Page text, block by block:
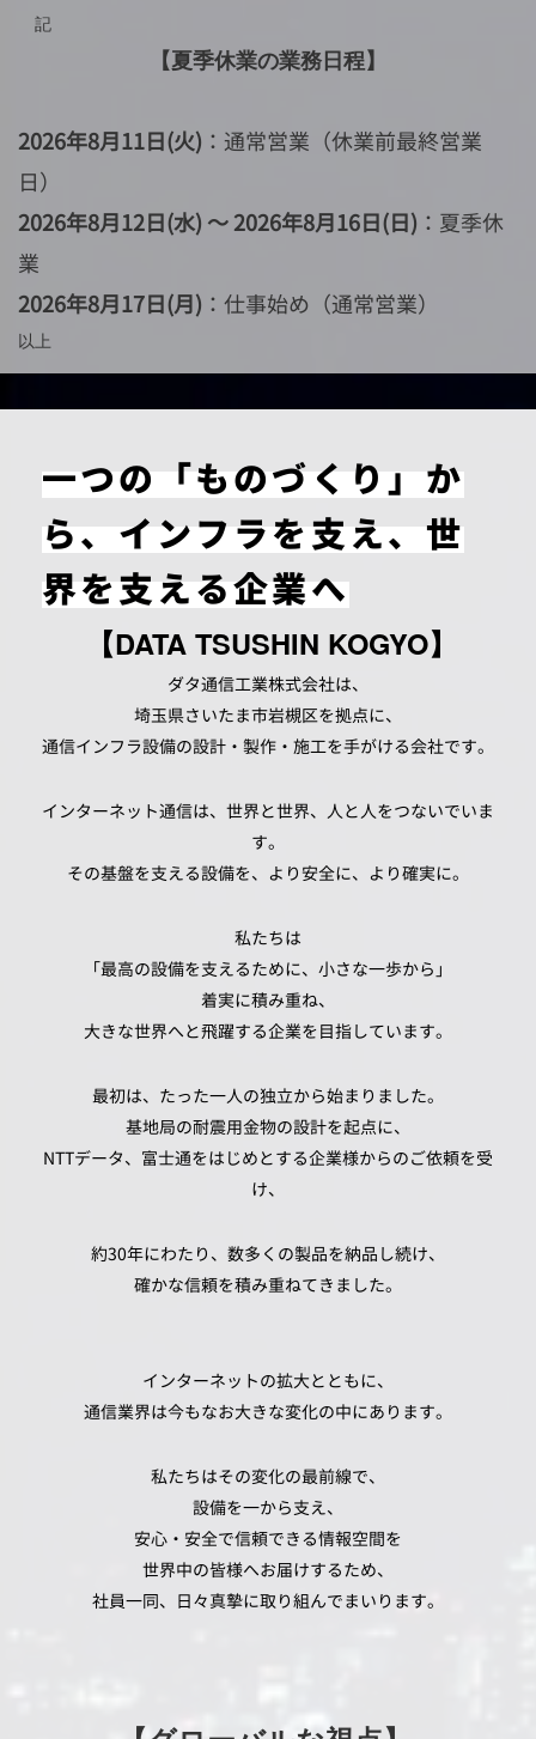
記
【夏季休業の業務日程】
2026年8月11日(火) ：通常営業（休業前最終営業
日）
2026年8月12日(水) ～ 2026年8月16日(日) ：夏季休
業
2026年8月17日(月) ：仕事始め（通常営業）
以上
一つの「ものづくり」か
ら、インフラを支え、世
界を支える企業へ
【DATA TSUSHIN KOGYO】
ダタ通信工業株式会社は、
埼玉県さいたま市岩槻区を拠点に、
通信インフラ設備の設計・製作・施工を手がける会社です。
インターネット通信は、世界と世界、人と人をつないでいま
す。
その基盤を支える設備を、より安全に、より確実に。
私たちは
「最高の設備を支えるために、小さな一歩から」
着実に積み重ね、
大きな世界へと飛躍する企業を目指しています。
最初は、たった一人の独立から始まりました。
基地局の耐震用金物の設計を起点に、
NTTデータ、富士通をはじめとする企業様からのご依頼を受
け、
約30年にわたり、数多くの製品を納品し続け、
確かな信頼を積み重ねてきました。
インターネットの拡大とともに、
通信業界は今もなお大きな変化の中にあります。
私たちはその変化の最前線で、
設備を一から支え、
安心・安全で信頼できる情報空間を
世界中の皆様へお届けするため、
社員一同、日々真摯に取り組んでまいります。